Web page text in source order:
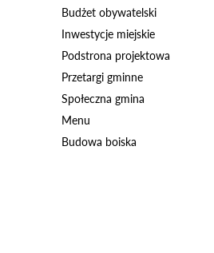
Budżet obywatelski
Inwestycje miejskie
Podstrona projektowa
Przetargi gminne
Społeczna gmina
Menu
Budowa boiska